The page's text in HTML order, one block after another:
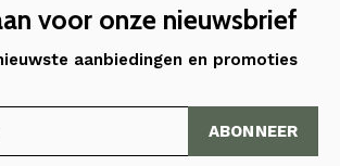
voor onze nieuwsbrief
aanbiedingen en promoties
ABONNEER